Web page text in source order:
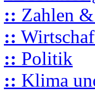
:: Zahlen
::
:: Politik
:: Klima